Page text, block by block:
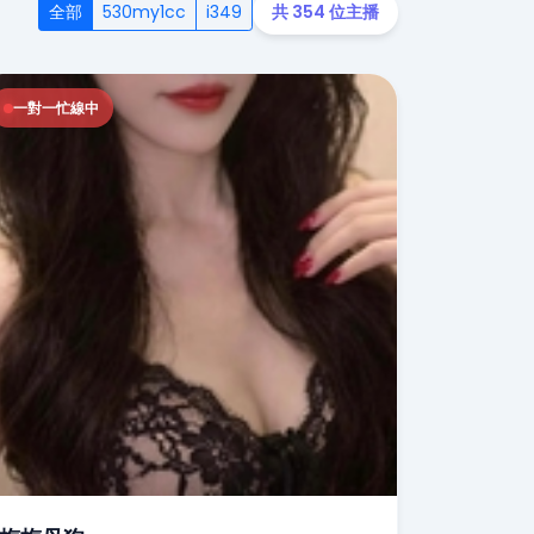
全部 530my1cc i349 共 354 位主播
一對一忙線中